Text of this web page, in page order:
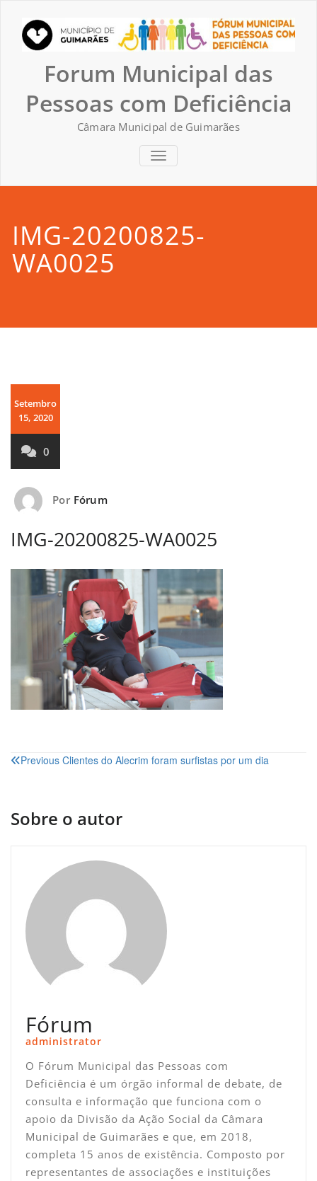
content
Forum Municipal das
Pessoas com Deficiência
Câmara Municipal de Guimarães
TOGGLE NAVIGATION
IMG-20200825-
WA0025
Setembro
15, 2020
0
Por Fórum
IMG-20200825-WA0025
Navegação
artigos
Previous Clientes do Alecrim foram surfistas por um dia
Sobre o autor
Fórum
administrator
O Fórum Municipal das Pessoas com
Deficiência é um órgão informal de debate, de
consulta e informação que funciona com o
apoio da Divisão da Ação Social da Câmara
Municipal de Guimarães e que, em 2018,
completa 15 anos de existência. Composto por
representantes de associações e instituições